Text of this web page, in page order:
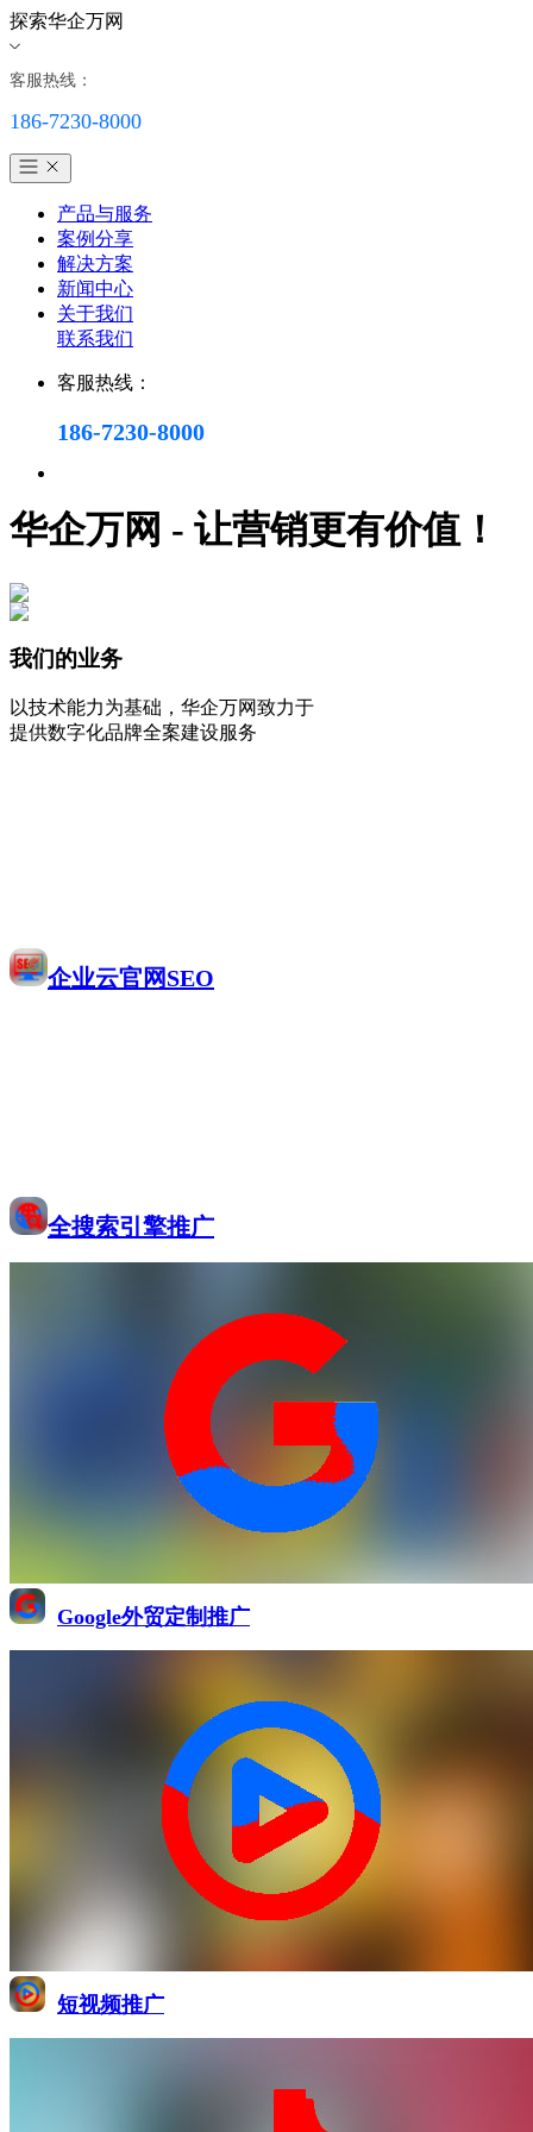
探索华企万网
客服热线：
186-7230-8000
产品与服务
案例分享
解决方案
新闻中心
关于我们
联系我们
客服热线：
186-7230-8000
华企万网 - 让营销更有价值！
我们的业务
以技术能力为基础，华企万网致力于
提供数字化品牌全案建设服务
企业云官网SEO
全搜索引擎推广
Google外贸定制推广
短视频推广